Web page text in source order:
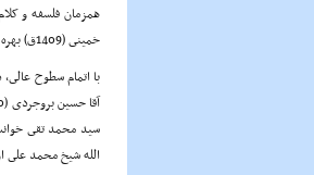
خمینى (1409ق) بهره هاى فراوان برد.
با اتمام سطوح
الله شیخ محمد على اراکى (1415ق)